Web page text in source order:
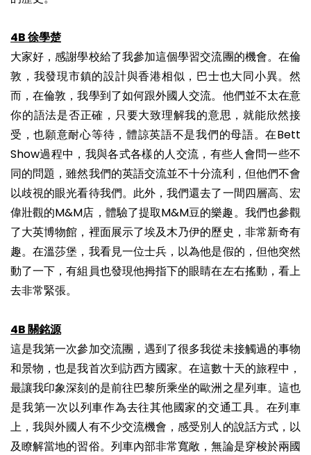
4B 徐學楚
大家好，感謝學校給了我參加這個學習交流團的機會。在倫
敦，我發現市鎮的設計與香港相似，巴士也大同小異。然
而，在倫敦，我學到了如何跟外國人交流。他們並不太在意
你的語法是否正確，只要大致理解我的意思，就能欣然接
受，也願意耐心等待，體諒英語不是我們的母語。在Bett
Show過程中，我與各式各樣的人交流，有些人會問一些不
同的問題，雖然我們的英語交流並不十分流利，但他們不會
以歧視的眼光看待我們。此外，我們還去了一間四層高、宏
偉壯觀的M&M店，體驗了提取M&M豆的樂趣。我們也參觀
了大英博物館，裡面展示了埃及木乃伊的歷史，非常新奇有
趣。在溫莎堡，我看見一位士兵，以為他是假的，但他突然
動了一下，有組員也發現他拇指下的眼睛在左右搖動，看上
去非常緊張。
4B 關銘源
這是我第一次參加交流團，遇到了很多我從未接觸過的事物
和景物，也是我首次到訪西方國家。在這數十天的旅程中，
最讓我印象深刻的是前往巴黎所乘坐的歐洲之星列車。這也
是我第一次以列車作為去往其他國家的交通工具。在列車
上，我與外國人有不少交流機會，感受別人的說話方式，以
及瞭解當地的習俗。列車內部非常寬敞，無論是穿梭於兩國